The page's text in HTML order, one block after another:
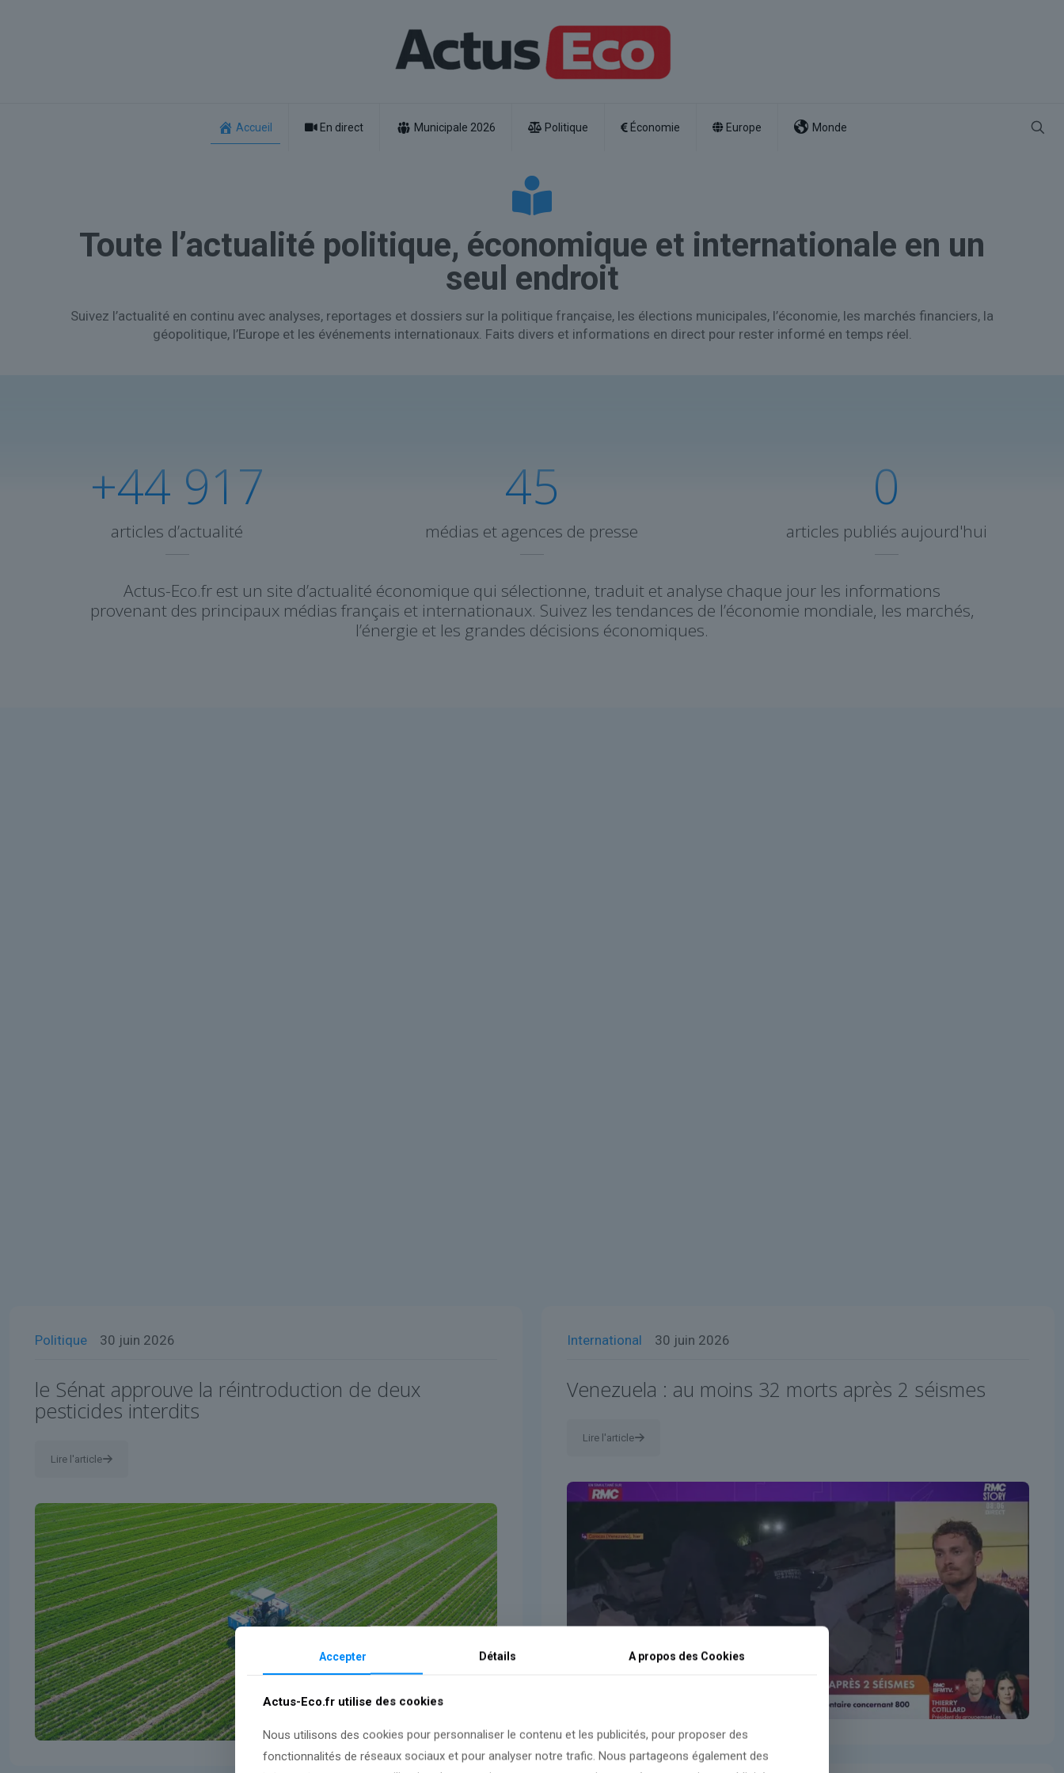
Accueil En direct Municipale 2026 Politique Économie Europe Monde
Toute l’actualité politique, économique et internationale en un
seul endroit
Suivez l’actualité en continu avec analyses, reportages et dossiers sur la politique française, les élections municipales, l’économie, les marchés financiers, la
géopolitique, l’Europe et les événements internationaux. Faits divers et informations en direct pour rester informé en temps réel.
+44 917
articles d’actualité
45
médias et agences de presse
0
articles publiés aujourd'hui
Actus-Eco.fr est un site d’actualité économique qui sélectionne, traduit et analyse chaque jour les informations
provenant des principaux médias français et internationaux. Suivez les tendances de l’économie mondiale, les marchés,
l’énergie et les grandes décisions économiques.
Politique 30 juin 2026
le Sénat approuve la réintroduction de deux
pesticides interdits
Lire l'article
International 30 juin 2026
Venezuela : au moins 32 morts après 2 séismes
Lire l'article
Accepter Détails A propos des Cookies
Actus-Eco.fr utilise des cookies
Nous utilisons des cookies pour personnaliser le contenu et les publicités, pour proposer des
fonctionnalités de réseaux sociaux et pour analyser notre trafic. Nous partageons également des